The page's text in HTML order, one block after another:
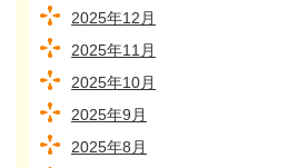
2025年12月
2025年11月
2025年10月
2025年9月
2025年8月